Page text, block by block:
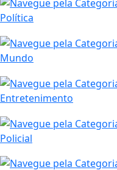
Política
Mundo
Entretenimento
Policial